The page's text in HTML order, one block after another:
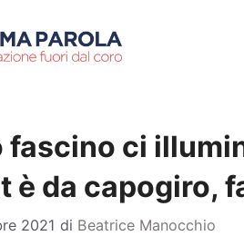
fascino ci
è da capogiro,
2021 di Beatrice Manocchio